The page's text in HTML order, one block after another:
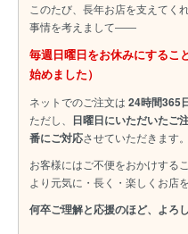
このたび、長年お店を支えてく
事情を考えまして――
毎週日曜日をお休みにするこ
始めました）
ネットでのご注文は 24時間365
ただし、
日曜日にいただいたご
番にご対応させていただきます。
お客様にはご不便をおかけする
より元気に・長く・楽しくお店
何卒ご理解と応援のほど、よろ